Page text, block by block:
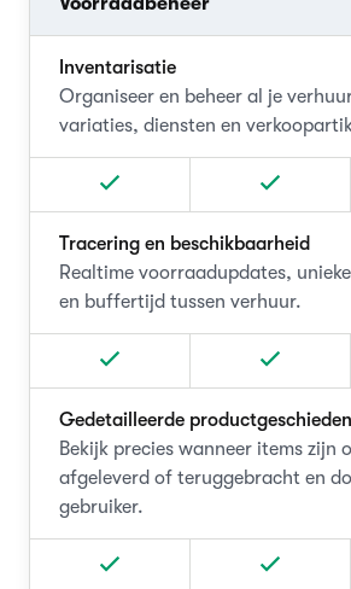
Inventarisatie
Organiseer en beheer al je
variaties, diensten en
Tracering en beschikbaarheid
Realtime voorraadupdates,
en buffertijd tussen verhuur.
Gedetailleerde
Bekijk precies wanneer items zijn
afgeleverd of teruggebracht en
gebruiker.